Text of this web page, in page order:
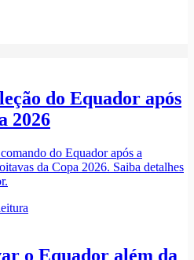
do Equador após
2026
do Equador após a
da Copa 2026. Saiba detalhes
o Equador além da